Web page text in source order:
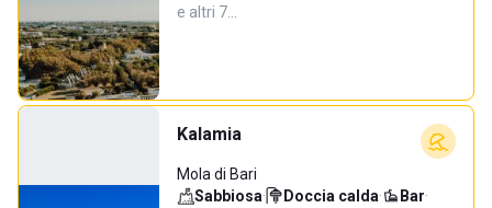
e altri 7…
Kalamia
Mola di Bari
Sabbiosa· Doccia calda· Bar·